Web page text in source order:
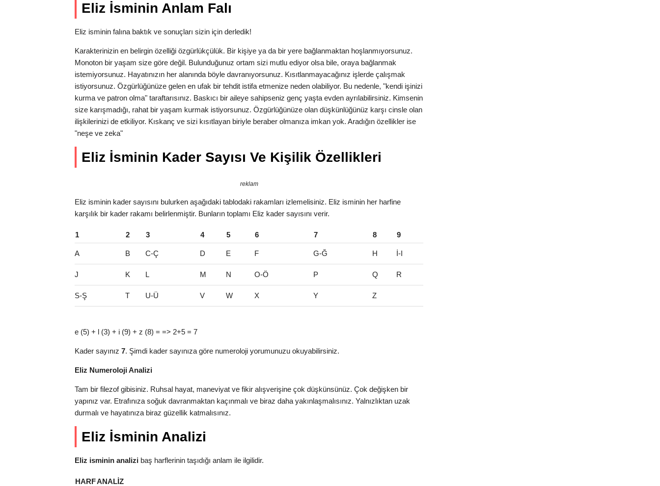
Eliz İsminin Anlam Falı
Eliz isminin falına baktık ve sonuçları sizin için derledik!
Karakterinizin en belirgin özelliği özgürlükçülük. Bir kişiye ya da bir yere bağlanmaktan hoşlanmıyorsunuz.
Monoton bir yaşam size göre değil. Bulunduğunuz ortam sizi mutlu ediyor olsa bile, oraya bağlanmak
istemiyorsunuz. Hayatınızın her alanında böyle davranıyorsunuz. Kısıtlanmayacağınız işlerde çalışmak
istiyorsunuz. Özgürlüğünüze gelen en ufak bir tehdit istifa etmenize neden olabiliyor. Bu nedenle, "kendi işinizi
kurma ve patron olma" taraftarısınız. Baskıcı bir aileye sahipseniz genç yaşta evden ayrılabilirsiniz. Kimsenin
size karışmadığı, rahat bir yaşam kurmak istiyorsunuz. Özgürlüğünüze olan düşkünlüğünüz karşı cinsle olan
ilişkilerinizi de etkiliyor. Kıskanç ve sizi kısıtlayan biriyle beraber olmanıza imkan yok. Aradığın özellikler ise
"neşe ve zeka"
Eliz İsminin Kader Sayısı Ve Kişilik Özellikleri
reklam
Eliz isminin kader sayısını bulurken aşağıdaki tablodaki rakamları izlemelisiniz. Eliz isminin her harfine
karşılık bir kader rakamı belirlenmiştir. Bunların toplamı Eliz kader sayısını verir.
1 2 3 4 5 6 7 8 9
A B C-Ç D E F G-Ğ H İ-I
J K L M N O-Ö P Q R
S-Ş T U-Ü V W X Y Z
e (5) + l (3) + i (9) + z (8) = => 2+5 = 7
Kader sayınız 7. Şimdi kader sayınıza göre numeroloji yorumunuzu okuyabilirsiniz.
Eliz Numeroloji Analizi
Tam bir filezof gibisiniz. Ruhsal hayat, maneviyat ve fikir alışverişine çok düşkünsünüz. Çok değişken bir
yapınız var. Etrafınıza soğuk davranmaktan kaçınmalı ve biraz daha yakınlaşmalısınız. Yalnızlıktan uzak
durmalı ve hayatınıza biraz güzellik katmalısınız.
Eliz İsminin Analizi
Eliz isminin analizi baş harflerinin taşıdığı anlam ile ilgilidir.
HARFANALIZ